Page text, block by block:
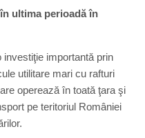
ultima perioadă în
investiţie importantă prin
utilitare mari cu rafturi
operează în toată ţara şi
pe teritoriul României